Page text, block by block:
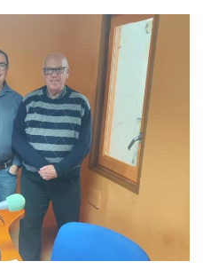
Dia Amb Joan
De L'Area
Econòmica